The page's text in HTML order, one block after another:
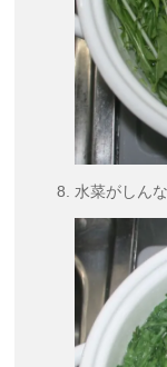
水菜がしん